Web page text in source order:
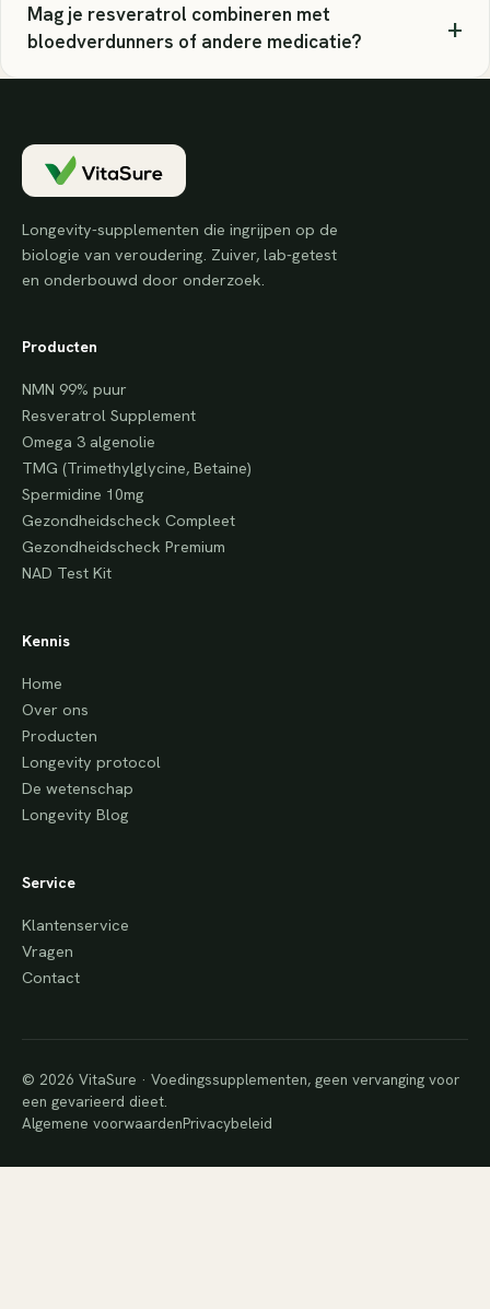
Mag je resveratrol combineren met
bloedverdunners of andere medicatie?
+
Longevity-supplementen die ingrijpen op de
biologie van veroudering. Zuiver, lab-getest
en onderbouwd door onderzoek.
Producten
NMN 99% puur
Resveratrol Supplement
Omega 3 algenolie
TMG (Trimethylglycine, Betaine)
Spermidine 10mg
Gezondheidscheck Compleet
Gezondheidscheck Premium
NAD Test Kit
Kennis
Home
Over ons
Producten
Longevity protocol
De wetenschap
Longevity Blog
Service
Klantenservice
Vragen
Contact
© 2026 VitaSure · Voedingssupplementen, geen vervanging voor
een gevarieerd dieet.
Algemene voorwaardenPrivacybeleid